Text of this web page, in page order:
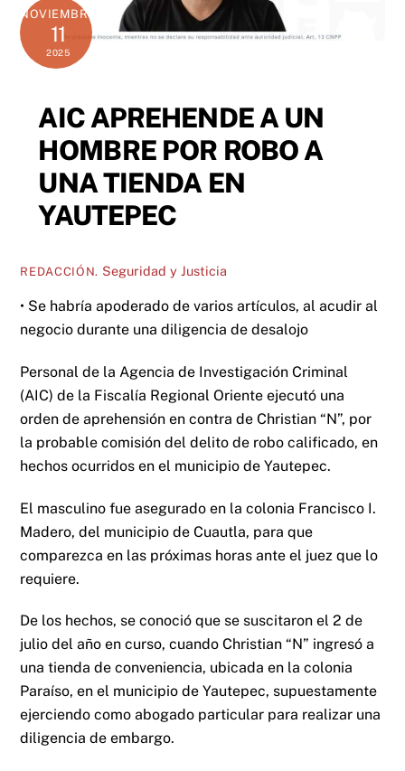
NOVIEMBRE
11
2025
AIC APREHENDE A UN
HOMBRE POR ROBO A
UNA TIENDA EN
YAUTEPEC
REDACCIÓN. Seguridad y Justicia
• Se habría apoderado de varios artículos, al acudir al
negocio durante una diligencia de desalojo
Personal de la Agencia de Investigación Criminal
(AIC) de la Fiscalía Regional Oriente ejecutó una
orden de aprehensión en contra de Christian “N”, por
la probable comisión del delito de robo calificado, en
hechos ocurridos en el municipio de Yautepec.
El masculino fue asegurado en la colonia Francisco I.
Madero, del municipio de Cuautla, para que
comparezca en las próximas horas ante el juez que lo
requiere.
De los hechos, se conoció que se suscitaron el 2 de
julio del año en curso, cuando Christian “N” ingresó a
una tienda de conveniencia, ubicada en la colonia
Paraíso, en el municipio de Yautepec, supuestamente
ejerciendo como abogado particular para realizar una
diligencia de embargo.